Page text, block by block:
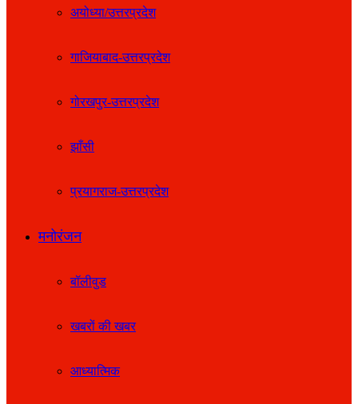
अयोध्या/उत्तरप्रदेश
गाजियाबाद-उत्तरप्रदेश
गोरखपुर-उत्तरप्रदेश
झाँसी
प्रयागराज-उत्तरप्रदेश
मनोरंजन
बॉलीवुड
खबरों की खबर
आध्यात्मिक